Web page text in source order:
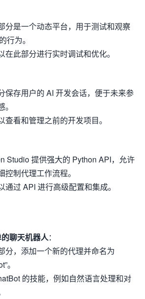
分是一个动态平台，用于测试和观察
行为。
在此部分进行实时调试和优化。
保存用户的 AI 开发会话，便于未来参
查看和管理之前的开发项目。
Studio 提供强大的 Python API，允许
控制代理工作流程。
通过 API 进行高级配置和集成。
聊天机器人：
分，添加一个新的代理并命名为
。
的技能，例如自然语言处理和对